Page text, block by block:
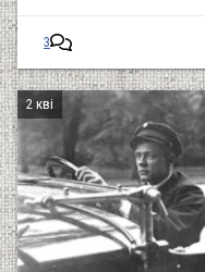
3
2 кві